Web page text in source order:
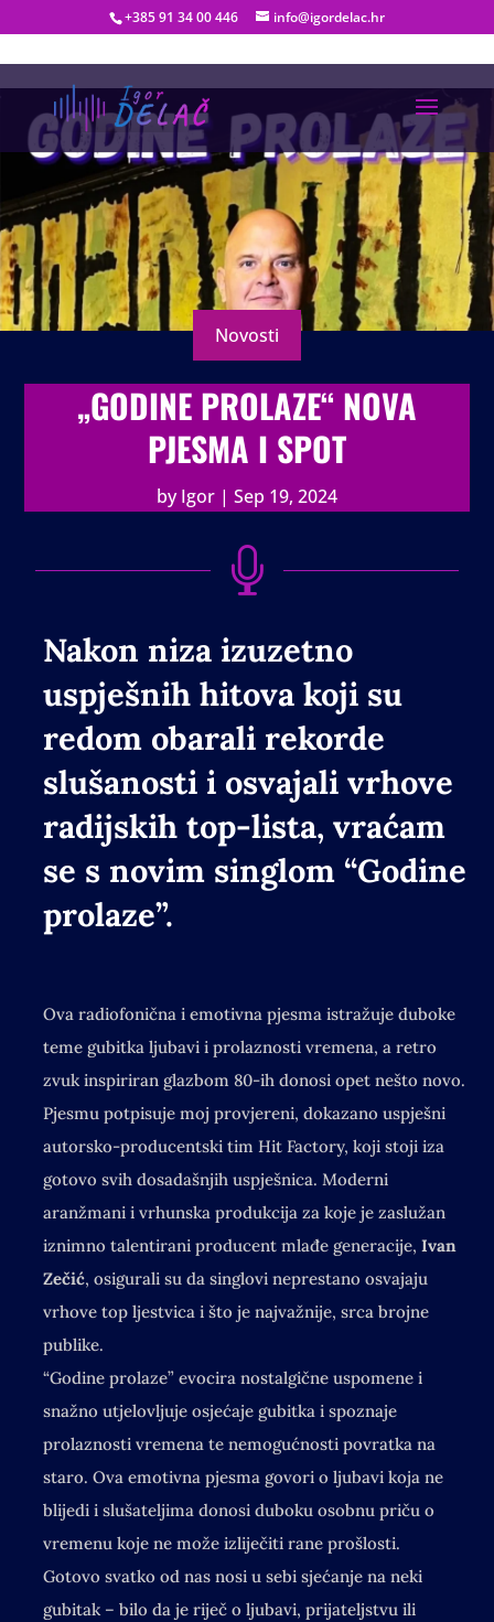
+385 91 34 00 446 info@igordelac.hr
Novosti
„GODINE PROLAZE“ NOVA
PJESMA I SPOT
byIgor | Sep 19, 2024

Nakon niza izuzetno
uspješnih hitova koji su
redom obarali rekorde
slušanosti i osvajali vrhove
radijskih top-lista, vraćam
se s novim singlom “Godine
prolaze”.
Ova radiofonična i emotivna pjesma istražuje duboke
teme gubitka ljubavi i prolaznosti vremena, a retro
zvuk inspiriran glazbom 80-ih donosi opet nešto novo.
Pjesmu potpisuje moj provjereni, dokazano uspješni
autorsko-producentski tim Hit Factory, koji stoji iza
gotovo svih dosadašnjih uspješnica. Moderni
aranžmani i vrhunska produkcija za koje je zaslužan
iznimno talentirani producent mlađe generacije, Ivan
Zečić, osigurali su da singlovi neprestano osvajaju
vrhove top ljestvica i što je najvažnije, srca brojne
publike.
“Godine prolaze” evocira nostalgične uspomene i
snažno utjelovljuje osjećaje gubitka i spoznaje
prolaznosti vremena te nemogućnosti povratka na
staro. Ova emotivna pjesma govori o ljubavi koja ne
blijedi i slušateljima donosi duboku osobnu priču o
vremenu koje ne može izliječiti rane prošlosti.
Gotovo svatko od nas nosi u sebi sjećanje na neki
gubitak – bilo da je riječ o ljubavi, prijateljstvu ili